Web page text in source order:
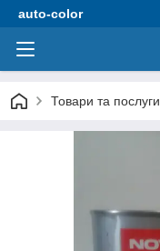
auto-color
Товари та послуги